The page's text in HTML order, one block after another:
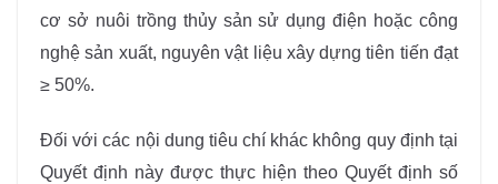
cơ sở nuôi trồng thủy sản sử dụng điện hoặc công
nghệ sản xuất, nguyên vật liệu xây dựng tiên tiến đạt
≥ 50%.
Đối với các nội dung tiêu chí khác không quy định tại
Quyết định này được thực hiện theo Quyết định số